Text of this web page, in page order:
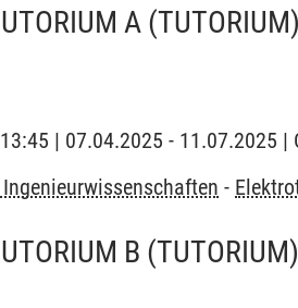
A (TUTORIUM)
| 07.04.2025 - 11.07.2025 |
-
B (TUTORIUM)